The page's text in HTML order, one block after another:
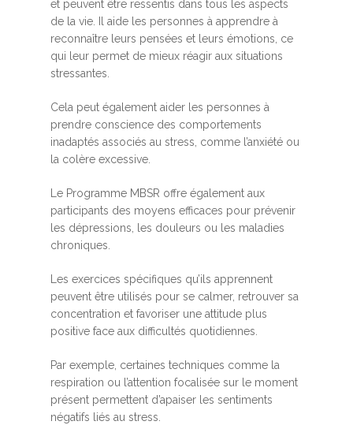
et peuvent être ressentis dans tous les aspects
de la vie. Il aide les personnes à apprendre à
reconnaître leurs pensées et leurs émotions, ce
qui leur permet de mieux réagir aux situations
stressantes.
Cela peut également aider les personnes à
prendre conscience des comportements
inadaptés associés au stress, comme l’anxiété ou
la colère excessive.
Le Programme MBSR offre également aux
participants des moyens efficaces pour prévenir
les dépressions, les douleurs ou les maladies
chroniques.
Les exercices spécifiques qu’ils apprennent
peuvent être utilisés pour se calmer, retrouver sa
concentration et favoriser une attitude plus
positive face aux difficultés quotidiennes.
Par exemple, certaines techniques comme la
respiration ou l’attention focalisée sur le moment
présent permettent d’apaiser les sentiments
négatifs liés au stress.